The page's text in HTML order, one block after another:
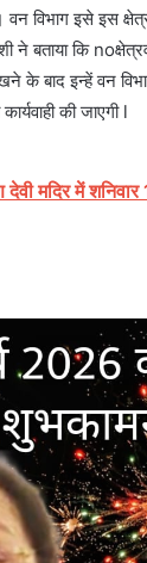
वन विभाग इसे इस
बताया कि
के बाद इन्हें वन
की जाएगी l
देवी मदिर में